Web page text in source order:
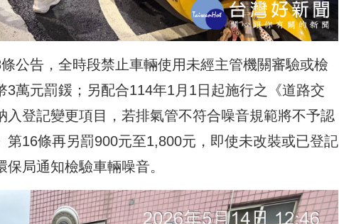
公告，全時段禁止車輛使用未經主管機關審驗或檢
萬元罰鍰；另配合114年1月1日起施行之《道路交
登記變更項目，若排氣管不符合噪音規範將不予認
16條再另罰900元至1,800元，即使未改裝或已登記
局通知檢驗車輛噪音。